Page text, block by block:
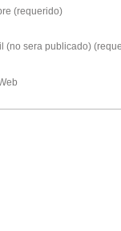
(requerido)
(no sera publicado)